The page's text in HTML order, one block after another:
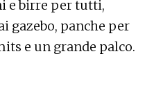
e birre per tutti,
gazebo, panche per
e un grande palco.